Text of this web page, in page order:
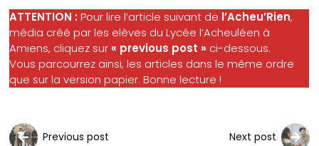
ATTENTION :Pour lire l’article suivant de l’Acheu’Rien,
média créé par les elèves du Lycée l’Acheuléen à
Amiens, cliquez sur« previous post » ci-dessous.
Vous parcourrez ainsi, les articles dans le même ordre
que sur la version papier.Bonne lecture !
Previous post Next post